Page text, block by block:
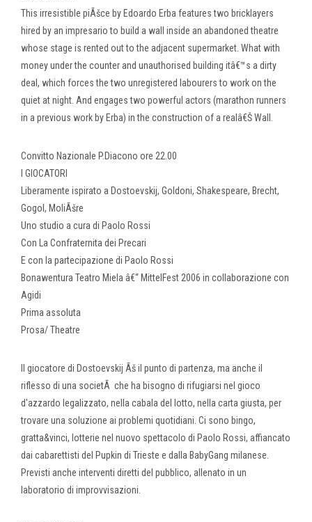
This irresistible piÃšce by Edoardo Erba features two bricklayers
hired by an impresario to build a wall inside an abandoned theatre
whose stage is rented out to the adjacent supermarket. What with
money under the counter and unauthorised building itâ€™s a dirty
deal, which forces the two unregistered labourers to work on the
quiet at night. And engages two powerful actors (marathon runners
in a previous work by Erba) in the construction of a realâ€Š Wall.
Convitto Nazionale P.Diacono ore 22.00
I GIOCATORI
Liberamente ispirato a Dostoevskij, Goldoni, Shakespeare, Brecht,
Gogol, MoliÃšre
Uno studio a cura di Paolo Rossi
Con La Confraternita dei Precari
E con la partecipazione di Paolo Rossi
Bonawentura Teatro Miela â€“ MittelFest 2006 in collaborazione con
Agidi
Prima assoluta
Prosa/ Theatre
Il giocatore di Dostoevskij Ãš il punto di partenza, ma anche il
riflesso di una societÃ che ha bisogno di rifugiarsi nel gioco
d'azzardo legalizzato, nella cabala del lotto, nella carta giusta, per
trovare una soluzione ai problemi quotidiani. Ci sono bingo,
gratta&vinci, lotterie nel nuovo spettacolo di Paolo Rossi, affiancato
dai cabarettisti del Pupkin di Trieste e dalla BabyGang milanese.
Previsti anche interventi diretti del pubblico, allenato in un
laboratorio di improvvisazioni.